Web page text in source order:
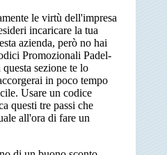
le virtù dell'impresa
incaricare la tua
azienda, però no hai
Promozionali Padel-
sezione te lo
in poco tempo
Usare un codice
questi tre passi che
all'ora di fare un